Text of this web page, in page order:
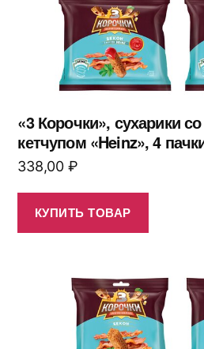
«3 Корочки», сухарики
кетчупом «Heinz», 4
338,00 ₽
КУПИТЬ ТОВАР